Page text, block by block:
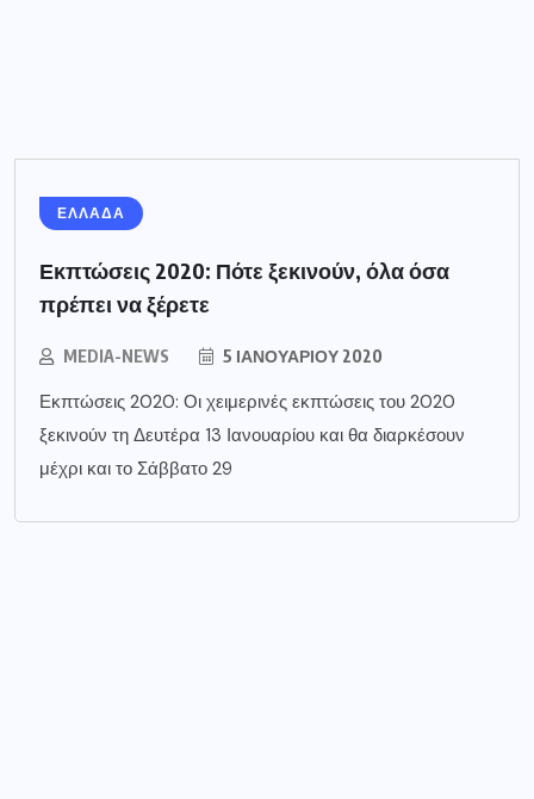
ΕΛΛΑΔΑ
Εκπτώσεις 2020: Πότε ξεκινούν, όλα όσα
πρέπει να ξέρετε
MEDIA-NEWS 5 ΙΑΝΟΥΑΡΊΟΥ 2020
Εκπτώσεις 2020: Οι χειμερινές εκπτώσεις του 2020
ξεκινούν τη Δευτέρα 13 Ιανουαρίου και θα διαρκέσουν
μέχρι και το Σάββατο 29